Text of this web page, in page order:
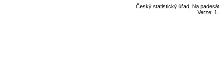
Český statistický úřad, Na
Verze: